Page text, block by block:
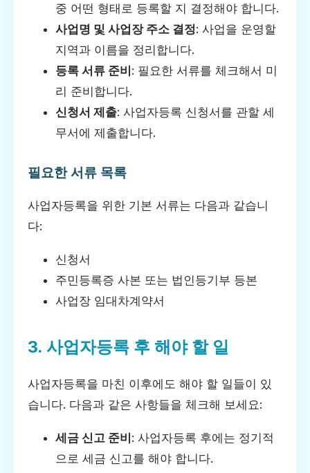
중 어떤 형태로 등록할 지 결정해야 합니다.
사업명 및 사업장 주소 결정: 사업을 운영할
지역과 이름을 정리합니다.
등록 서류 준비: 필요한 서류를 체크해서 미
리 준비합니다.
신청서 제출: 사업자등록 신청서를 관할 세
무서에 제출합니다.
필요한 서류 목록
사업자등록을 위한 기본 서류는 다음과 같습니
다:
신청서
주민등록증 사본 또는 법인등기부 등본
사업장 임대차계약서
3. 사업자등록 후 해야 할 일
사업자등록을 마친 이후에도 해야 할 일들이 있
습니다. 다음과 같은 사항들을 체크해 보세요:
세금 신고 준비 : 사업자등록 후에는 정기적
으로 세금 신고를 해야 합니다.